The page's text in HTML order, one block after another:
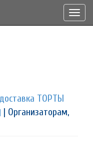
| Организаторам,